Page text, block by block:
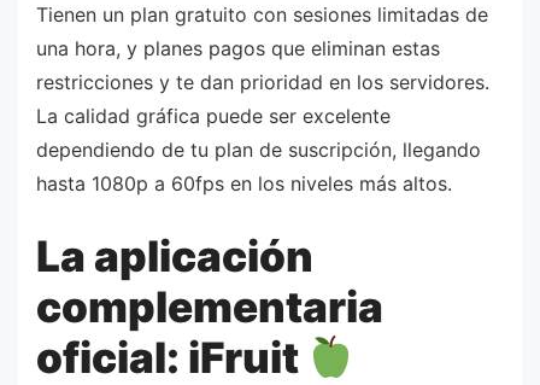
Tienen un plan gratuito con sesiones limitadas de
una hora, y planes pagos que eliminan estas
restricciones y te dan prioridad en los servidores.
La calidad gráfica puede ser excelente
dependiendo de tu plan de suscripción, llegando
hasta 1080p a 60fps en los niveles más altos.
La aplicación
complementaria
oficial: iFruit